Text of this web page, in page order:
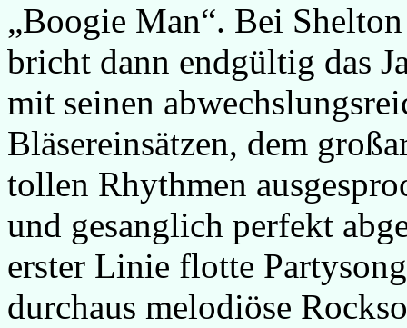
„Boogie Man“. Bei
bricht dann endgültig das
mit seinen
Bläsereinsätzen, dem
tollen Rhythmen
und gesanglich perfekt
erster Linie flotte
durchaus melodiöse